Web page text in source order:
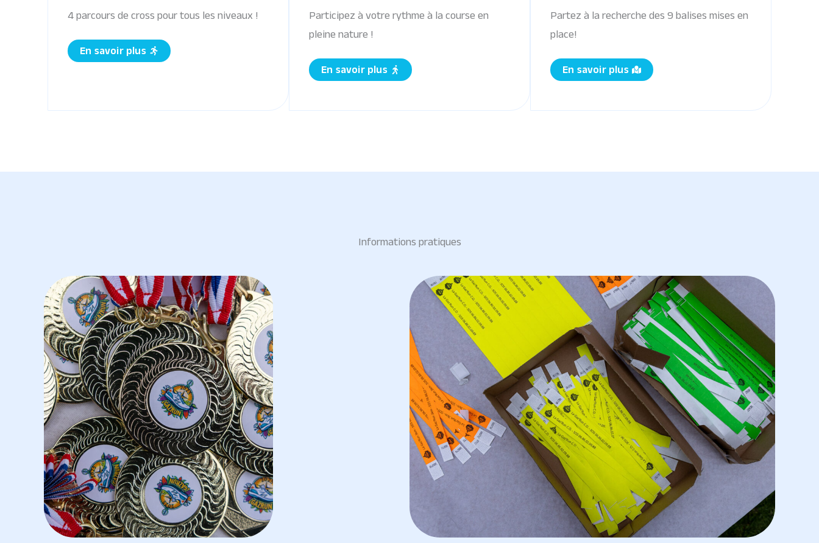
4 parcours de cross pour tous les niveaux !
En savoir plus
Participez à votre rythme à la course en
pleine nature !
En savoir plus
Partez à la recherche des 9 balises mises en
place!
En savoir plus
Informations pratiques